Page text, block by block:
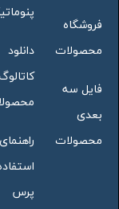
فروشگاه
محصولات
فایل سه
بعدی
محصولات
دانلود
کاتالوگ
راهنمای
پرس